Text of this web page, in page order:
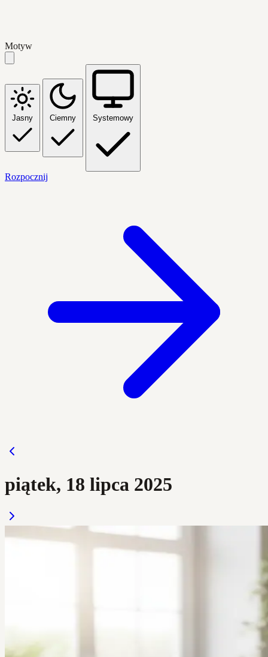
Motyw
Jasny Ciemny Systemowy
Rozpocznij
piątek, 18 lipca 2025